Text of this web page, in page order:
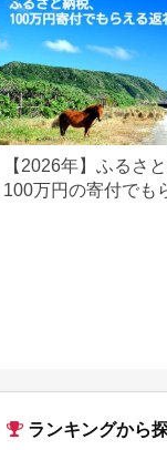
【2026年】ふるさ
100万円の寄付でも
ランキングから